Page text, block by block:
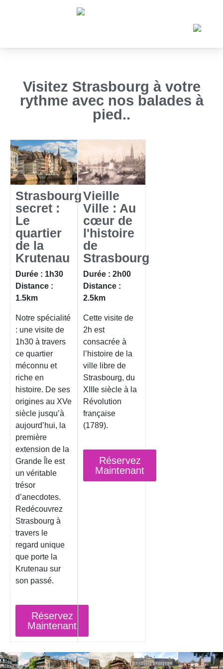
Visitez Strasbourg à votre
rythme avec nos balades à
pied..
Strasbourg
secret :
Le
quartier
de la
Krutenau
Durée : 1h30
Distance :
1.5km
Notre spécialité
: une visite de
1h30 à travers
ce quartier
méconnu et
riche en
histoire. De ses
origines au XVe
siècle jusqu’à
aujourd’hui, la
première
extension de la
Grande Île est
un véritable
trésor
d’anecdotes.
Redécouvrez
Strasbourg à
travers le
regard unique
que porte la
Krutenau sur
son passé.
Réservez
Maintenant
Vieille
Ville : Au
cœur de
l'histoire
de
Strasbourg
Durée : 2h00
Distance :
2.5km
Cette visite de
2h est
consacrée à
l’histoire de la
ville libre de
Strasbourg, du
XIIIe siècle à la
Révolution
française
(1789).
Réservez
Maintenant